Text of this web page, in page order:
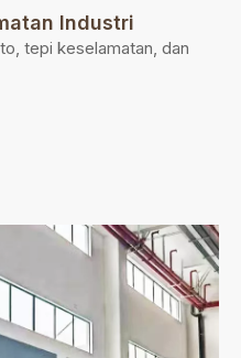
Industri
tepi keselamatan, dan